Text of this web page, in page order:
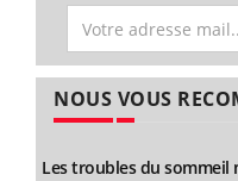
NOUS VOUS
Les troubles du